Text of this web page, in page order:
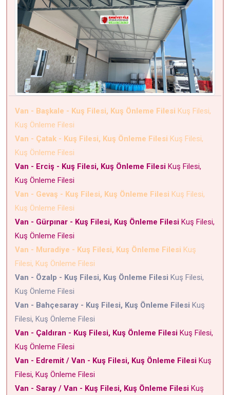
Van - Başkale - Kuş Filesi, Kuş Önleme Filesi Kuş Filesi,
Kuş Önleme Filesi
Van - Çatak - Kuş Filesi, Kuş Önleme Filesi Kuş Filesi,
Kuş Önleme Filesi
Van - Erciş - Kuş Filesi, Kuş Önleme Filesi Kuş Filesi,
Kuş Önleme Filesi
Van - Gevaş - Kuş Filesi, Kuş Önleme Filesi Kuş Filesi,
Kuş Önleme Filesi
Van - Gürpınar - Kuş Filesi, Kuş Önleme Filesi Kuş Filesi,
Kuş Önleme Filesi
Van - Muradiye - Kuş Filesi, Kuş Önleme Filesi Kuş
Filesi, Kuş Önleme Filesi
Van - Özalp - Kuş Filesi, Kuş Önleme Filesi Kuş Filesi,
Kuş Önleme Filesi
Van - Bahçesaray - Kuş Filesi, Kuş Önleme Filesi Kuş
Filesi, Kuş Önleme Filesi
Van - Çaldıran - Kuş Filesi, Kuş Önleme Filesi Kuş Filesi,
Kuş Önleme Filesi
Van - Edremit / Van - Kuş Filesi, Kuş Önleme Filesi Kuş
Filesi, Kuş Önleme Filesi
Van - Saray / Van - Kuş Filesi, Kuş Önleme Filesi Kuş